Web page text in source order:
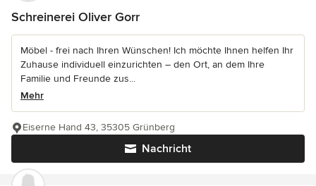
Schreinerei Oliver Gorr
Möbel - frei nach Ihren Wünschen! Ich möchte Ihnen helfen Ihr
Zuhause individuell einzurichten – den Ort, an dem Ihre
Familie und Freunde zus...
Mehr
Nachricht
Eiserne Hand 43, 35305 Grünberg